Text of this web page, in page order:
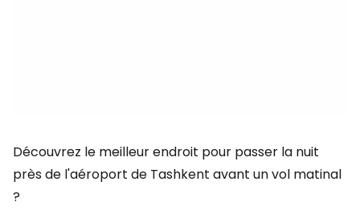
Découvrez le meilleur endroit pour passer la nuit
près de l'aéroport de Tashkent avant un vol matinal
?